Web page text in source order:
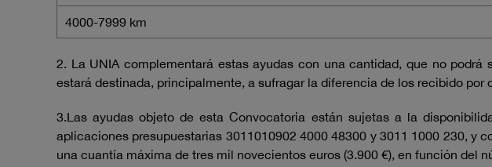
4000-7999 km
2. La UNIA complementará estas ayudas con una cantidad, que no
estará destinada, principalmente, a sufragar la diferencia de los recibido
3.Las ayudas objeto de esta Convocatoria están sujetas a la
aplicaciones presupuestarias 3011010902 4000 48300 y 3011 1000 230, y
una cuantía máxima de tres mil novecientos euros (3.900 €), en función del